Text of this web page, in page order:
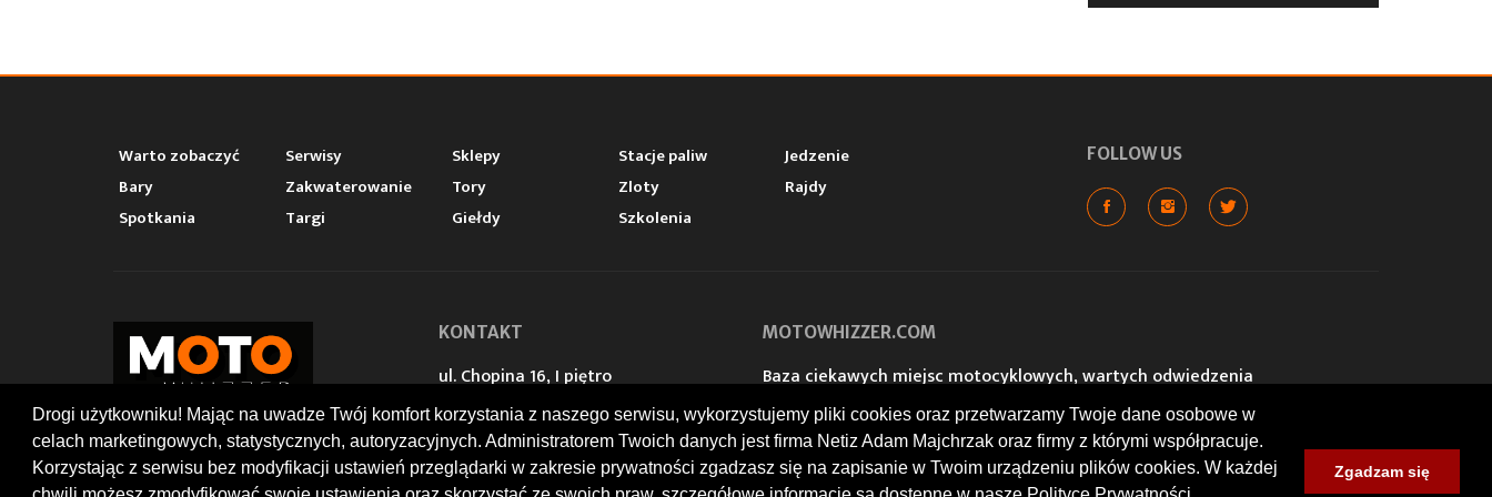
Drogi użytkowniku! Mając na uwadze Twój komfort korzystania z naszego serwisu, wykorzystujemy pliki cookies oraz przetwarzamy Twoje dane osobowe w
celach marketingowych, statystycznych, autoryzacyjnych. Administratorem Twoich danych jest firma Netiz Adam Majchrzak oraz firmy z którymi współpracuje.
Korzystając z serwisu bez modyfikacji ustawień przeglądarki w zakresie prywatności zgadzasz się na zapisanie w Twoim urządzeniu plików cookies. W każdej
Zgadzam się
Warto zobaczyć Serwisy Sklepy Stacje paliw
Jedzenie
Bary
Zakwaterowanie Tory Zloty
Rajdy
Spotkania
Targi Giełdy Szkolenia
FOLLOW US
© 2026 by MotoWhizzer.com
All rights reserved.
KONTAKT
ul. Chopina 16, I piętro
+48 519 739 378
office@motowhizzer.com
MOTOWHIZZER.COM
Baza ciekawych miejsc motocyklowych, wartych odwiedzenia
stacje benzynowe. Kalendarium zlotów i spotkań
motocyklistów. Opinie i ocent wyrażone przez użytkowników.